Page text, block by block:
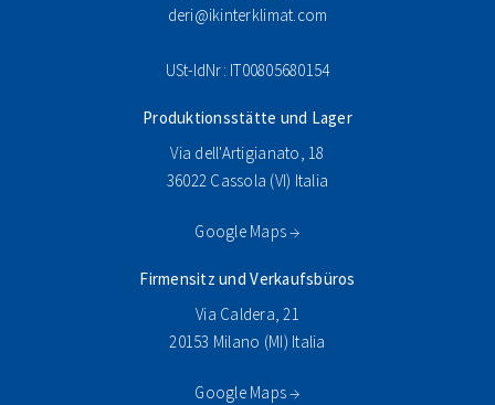
deri@ikinterklimat.com
USt-IdNr: IT00805680154
Produktionsstätte und Lager
Via dell'Artigianato, 18
36022 Cassola (VI) Italia
Google Maps →
Firmensitz und Verkaufsbüros
Via Caldera, 21
20153 Milano (MI) Italia
Google Maps →